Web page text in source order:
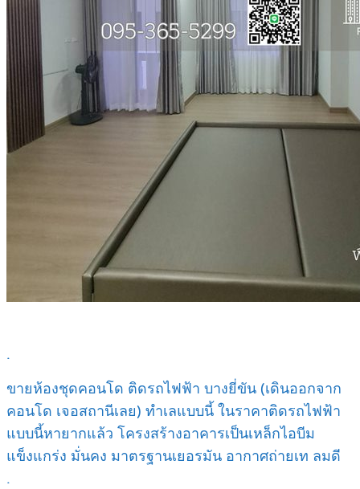
.
ขายห้องชุดคอนโด ติดรถไฟฟ้า บางยี่ขัน (เดินออกจาก
คอนโด เจอสถานีเลย) ทำเลแบบนี้ ในราคาติดรถไฟฟ้า
แบบนี้หายากแล้ว โครงสร้างอาคารเป็นเหล็กไอบีม
แข็งแกร่ง มั่นคง มาตรฐานเยอรมัน อากาศถ่ายเท ลมดี
.